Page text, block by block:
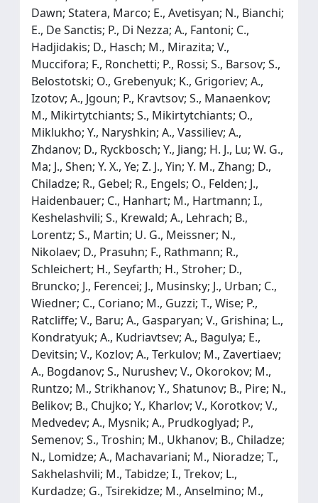
Dawn; Statera, Marco; E., Avetisyan; N., Bianchi;
E., De Sanctis; P., Di Nezza; A., Fantoni; C.,
Hadjidakis; D., Hasch; M., Mirazita; V.,
Muccifora; F., Ronchetti; P., Rossi; S., Barsov; S.,
Belostotski; O., Grebenyuk; K., Grigoriev; A.,
Izotov; A., Jgoun; P., Kravtsov; S., Manaenkov;
M., Mikirtytchiants; S., Mikirtytchiants; O.,
Miklukho; Y., Naryshkin; A., Vassiliev; A.,
Zhdanov; D., Ryckbosch; Y., Jiang; H. J., Lu; W. G.,
Ma; J., Shen; Y. X., Ye; Z. J., Yin; Y. M., Zhang; D.,
Chiladze; R., Gebel; R., Engels; O., Felden; J.,
Haidenbauer; C., Hanhart; M., Hartmann; I.,
Keshelashvili; S., Krewald; A., Lehrach; B.,
Lorentz; S., Martin; U. G., Meissner; N.,
Nikolaev; D., Prasuhn; F., Rathmann; R.,
Schleichert; H., Seyfarth; H., Stroher; D.,
Bruncko; J., Ferencei; J., Musinsky; J., Urban; C.,
Wiedner; C., Coriano; M., Guzzi; T., Wise; P.,
Ratcliffe; V., Baru; A., Gasparyan; V., Grishina; L.,
Kondratyuk; A., Kudriavtsev; A., Bagulya; E.,
Devitsin; V., Kozlov; A., Terkulov; M., Zavertiaev;
A., Bogdanov; S., Nurushev; V., Okorokov; M.,
Runtzo; M., Strikhanov; Y., Shatunov; B., Pire; N.,
Belikov; B., Chujko; Y., Kharlov; V., Korotkov; V.,
Medvedev; A., Mysnik; A., Prudkoglyad; P.,
Semenov; S., Troshin; M., Ukhanov; B., Chiladze;
N., Lomidze; A., Machavariani; M., Nioradze; T.,
Sakhelashvili; M., Tabidze; I., Trekov; L.,
Kurdadze; G., Tsirekidze; M., Anselmino; M.,